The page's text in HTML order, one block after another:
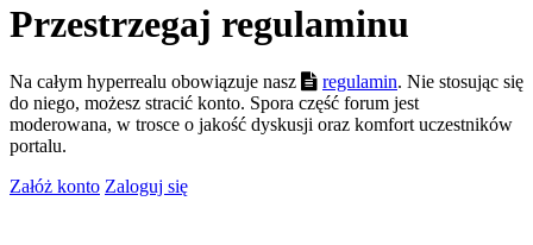
Przestrzegaj regulaminu
Na całym hyperrealu obowiązuje nasz regulamin. Nie stosując się
do niego, możesz stracić konto. Spora część forum jest
moderowana, w trosce o jakość dyskusji oraz komfort uczestników
portalu.
Załóż konto Zaloguj się